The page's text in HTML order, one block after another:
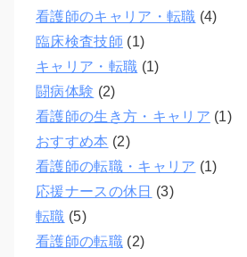
看護師のキャリア・転職 (4)
臨床検査技師 (1)
キャリア・転職 (1)
闘病体験 (2)
看護師の生き方・キャリア (1)
おすすめ本 (2)
看護師の転職・キャリア (1)
応援ナースの休日 (3)
転職 (5)
看護師の転職(2)